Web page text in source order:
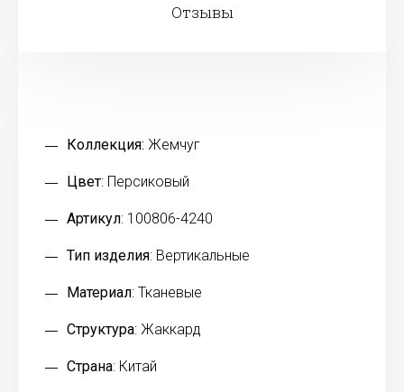
Отзывы
Коллекция: Жемчуг
Цвет: Персиковый
Артикул: 100806-4240
Тип изделия: Вертикальные
Материал: Тканевые
Структура: Жаккард
Страна: Китай